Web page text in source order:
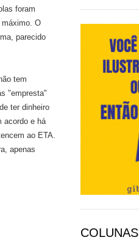
foram
máximo. O
parecido
tem
"empresta"
ter dinheiro
acordo e há
ao ETA.
apenas
COLUNAS